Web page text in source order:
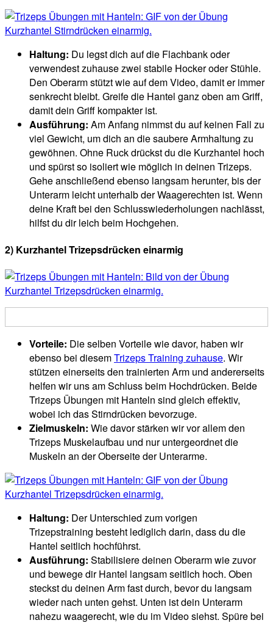
Haltung: Du legst dich auf die Flachbank oder
verwendest zuhause zwei stabile Hocker oder Stühle.
Den Oberarm stützt wie auf dem Video, damit er immer
senkrecht bleibt. Greife die Hantel ganz oben am Griff,
damit dein Griff kompakter ist.
Ausführung: Am Anfang nimmst du auf keinen Fall zu
viel Gewicht, um dich an die saubere Armhaltung zu
gewöhnen. Ohne Ruck drückst du die Kurzhantel hoch
und spürst so isoliert wie möglich in deinen Trizeps.
Gehe anschließend ebenso langsam herunter, bis der
Unterarm leicht unterhalb der Waagerechten ist. Wenn
deine Kraft bei den Schlusswiederholungen nachlässt,
hilfst du dir leich beim Hochgehen.
2) Kurzhantel Trizepsdrücken einarmig
Vorteile: Die selben Vorteile wie davor, haben wir
ebenso bei diesemTrizeps Training zuhause. Wir
stützen einerseits den trainierten Arm und andererseits
helfen wir uns am Schluss beim Hochdrücken. Beide
Trizeps Übungen mit Hanteln sind gleich effektiv,
wobei ich das Stirndrücken bevorzuge.
Zielmuskeln: Wie davor stärken wir vor allem den
Trizeps Muskelaufbau und nur untergeordnet die
Muskeln an der Oberseite der Unterarme.
Haltung: Der Unterschied zum vorigen
Trizepstraining besteht lediglich darin, dass du die
Hantel seitlich hochführst.
Ausführung: Stabilisiere deinen Oberarm wie zuvor
und bewege dir Hantel langsam seitlich hoch. Oben
steckst du deinen Arm fast durch, bevor du langsam
wieder nach unten gehst. Unten ist dein Unterarm
nahezu waagerecht, wie du im Video siehst. Spüre bei